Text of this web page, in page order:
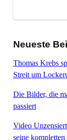
Neueste
Thomas Krebs
Streit um
Die Bilder, die
passiert
Video
seine